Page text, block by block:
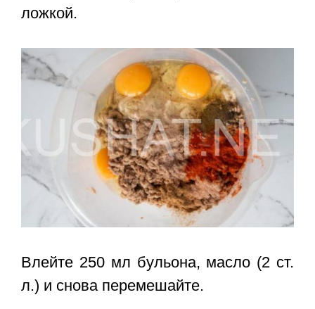
ложкой.
Влейте 250 мл бульона, масло (2 ст.
л.) и снова перемешайте.